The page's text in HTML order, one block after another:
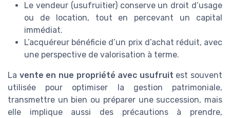
Le vendeur (usufruitier) conserve un droit d’usage
ou de location, tout en percevant un capital
immédiat.
L’acquéreur bénéficie d’un prix d’achat réduit, avec
une perspective de valorisation à terme.
La vente en nue propriété avec usufruit est souvent
utilisée pour optimiser la gestion patrimoniale,
transmettre un bien ou préparer une succession, mais
elle implique aussi des précautions à prendre,